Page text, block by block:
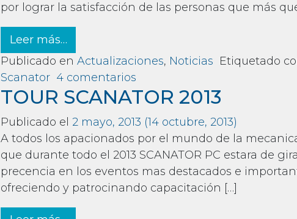
por lograr la satisfacción de las personas que más
Leer más…from Bienvenido a la Version 4 de
Publicado en Actualizaciones, Noticias Etiquetado
Scanator 4 comentarios
TOUR SCANATOR 2013
Publicado el 2 mayo, 2013 (14 octubre, 2013)
A todos los apacionados por el mundo de la
que durante todo el 2013 SCANATOR PC estara de
precencia en los eventos mas destacados e
ofreciendo y patrocinando capacitación […]